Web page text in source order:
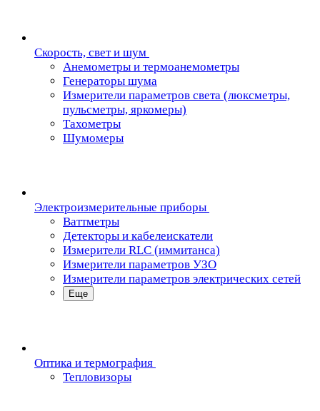
Скорость, свет и шум
Анемометры и термоанемометры
Генераторы шума
Измерители параметров света (люксметры,
пульсметры, яркомеры)
Тахометры
Шумомеры
Электроизмерительные приборы
Ваттметры
Детекторы и кабелеискатели
Измерители RLC (иммитанса)
Измерители параметров УЗО
Измерители параметров электрических сетей
Еще
Oптика и термография
Тепловизоры